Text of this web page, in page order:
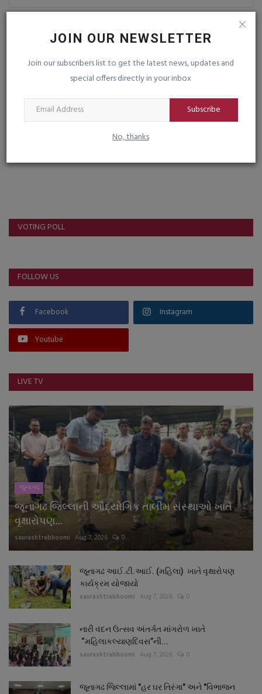
JOIN OUR NEWSLETTER
Join our subscribers list to get the latest news, updates and
special offers directly in your inbox
Subscribe
No, thanks
Post Comment
VOTING POLL
FOLLOW US
Facebook Instagram
Youtube
LIVE TV
જુનાગઢ
જૂનાગઢ જિલ્લાની ઔદ્યોગિક તાલીમ સંસ્થાઓ ખાતે
વૃક્ષારોપણ...
saurashtrabhoomi Aug 7, 2026 0
જૂનાગઢ આઈ.ટી.આઈ. (મહિલા) ખાતે વૃક્ષારોપણ
કાર્યક્રમ યોજાયો
saurashtrabhoomi Aug 7, 2026 0
નારી વંદન ઉત્સવ અંતર્ગત માંગરોળ ખાતે
“મહિલાકલ્યાણદિવસ”ની...
saurashtrabhoomi Aug 7, 2026 0
જૂનાગઢ જિલ્લામાં "હર ઘર તિરંગા" અને "વિભાજન